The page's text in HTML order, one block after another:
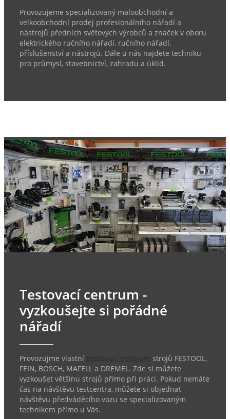
Provozujeme specializovaný maloobchodní a
velkoobchodní prodej profesionálního nářadí a
nástrojů předních světových výrobců a značek v oboru
elektrického ručního nářadí, ručního nářadí,
příslušenství a nástrojů. Dále u nás najdete techniku
pro průmysl, stavebnictví, zahradu a úklid.
Testovací centrum -
vyzkoušejte si pořádné
nářadí
Provozujme vlastní
strojů FESTOOL,
FEIN, BOSCH, MAFELL a DREMEL. Zde si můžete
vyzkoušet většinu strojů přímo při práci. Pokud nemáte
čas na návštěvu testcentra, můžete si objednat
návštěvu předváděcího vozu se specializovaným
technikem přímo u Vás.